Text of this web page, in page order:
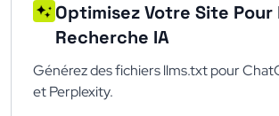
Optimisez Votre Site Pour
Recherche IA
Générez des fichiers llms.txt pour
et Perplexity.